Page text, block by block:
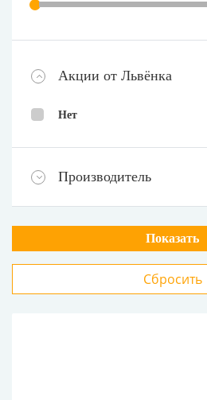
Акции от Львёнка
Нет
Производитель